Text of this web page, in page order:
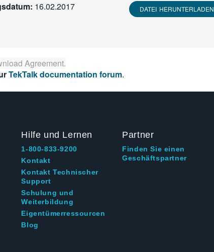
16.02.2017 DATEI HERUNTERLADEN
Agreement.
TekTalk documentation forum.
Hilfe und Lernen
1-800-833-9200
Kontakt
Kontakt Technischer
Support
Schulung und
Weiterbildung
Eigentümerressourcen
Blog
Partner
Finden Sie einen
Geschäftspartner